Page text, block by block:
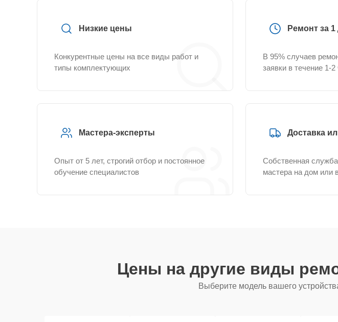
Низкие цены
Конкурентные цены на все виды работ и
типы комплектующих
Ремонт за 1
В 95% случаев
заявки в течение 1-2
Мастера-эксперты
Опыт от 5 лет, строгий отбор и постоянное
обучение специалистов
Доставка
Собственная
мастера на дом или
Цены на другие виды
Выберите модель вашего